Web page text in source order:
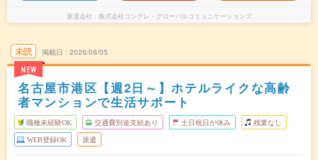
派遣会社 株式会社コングレ・グローバルコミュニケーションズ
未読
NEW
掲載日 2026/08/05
名古屋市港区【週2日～】ホテルライクな高齢
者マンションで生活サポート
職種未経験OK 交通費別途支給あり 土日祝日が休み 残業なし
WEB登録OK 派遣